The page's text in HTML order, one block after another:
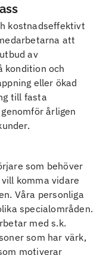
kostnadseffektivt
att
av
kondition och
eller ökad
till fasta
årligen
som behöver
komma vidare
Våra personliga
specialområden.
med s.k.
som har värk,
motiverar